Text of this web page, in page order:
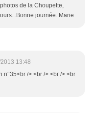
de la Choupette,
journée. Marie
13:48
n°35<br /> <br /> <br /> <br